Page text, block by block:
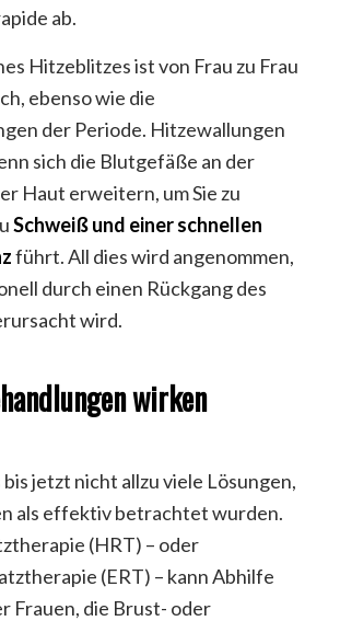
ab.
Hitzeblitzes ist von Frau zu Frau
ebenso wie die
der Periode. Hitzewallungen
sich die Blutgefäße an der
Haut erweitern, um Sie zu
Schweiß und einer schnellen
führt. All dies wird angenommen,
durch einen Rückgang des
wird.
wirken
bis jetzt nicht allzu viele Lösungen,
als effektiv betrachtet wurden.
(HRT) – oder
(ERT) – kann Abhilfe
Frauen, die Brust- oder